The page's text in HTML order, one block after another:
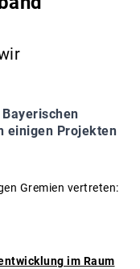
einigen Projekten
Gremien vertreten:
im Raum